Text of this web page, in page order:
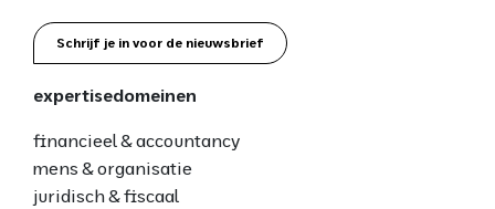
Schrijf je in voor de nieuwsbrief
expertisedomeinen
financieel & accountancy
mens & organisatie
juridisch & fiscaal